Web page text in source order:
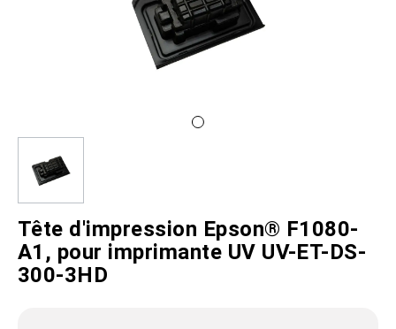
Tête d'impression Epson® F1080-
A1, pour imprimante UV UV-ET-DS-
300-3HD